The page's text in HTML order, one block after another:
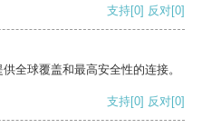
支持[0] 反对[0]
全球覆盖和最高安全性的连接。
支持[0] 反对[0]